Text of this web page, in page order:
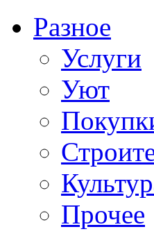
Разное
Услуги
Уют
Прочее